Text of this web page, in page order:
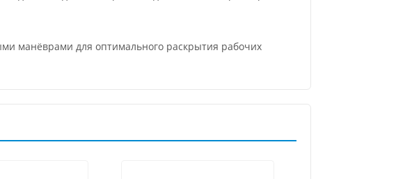
манёврами для оптимального раскрытия рабочих